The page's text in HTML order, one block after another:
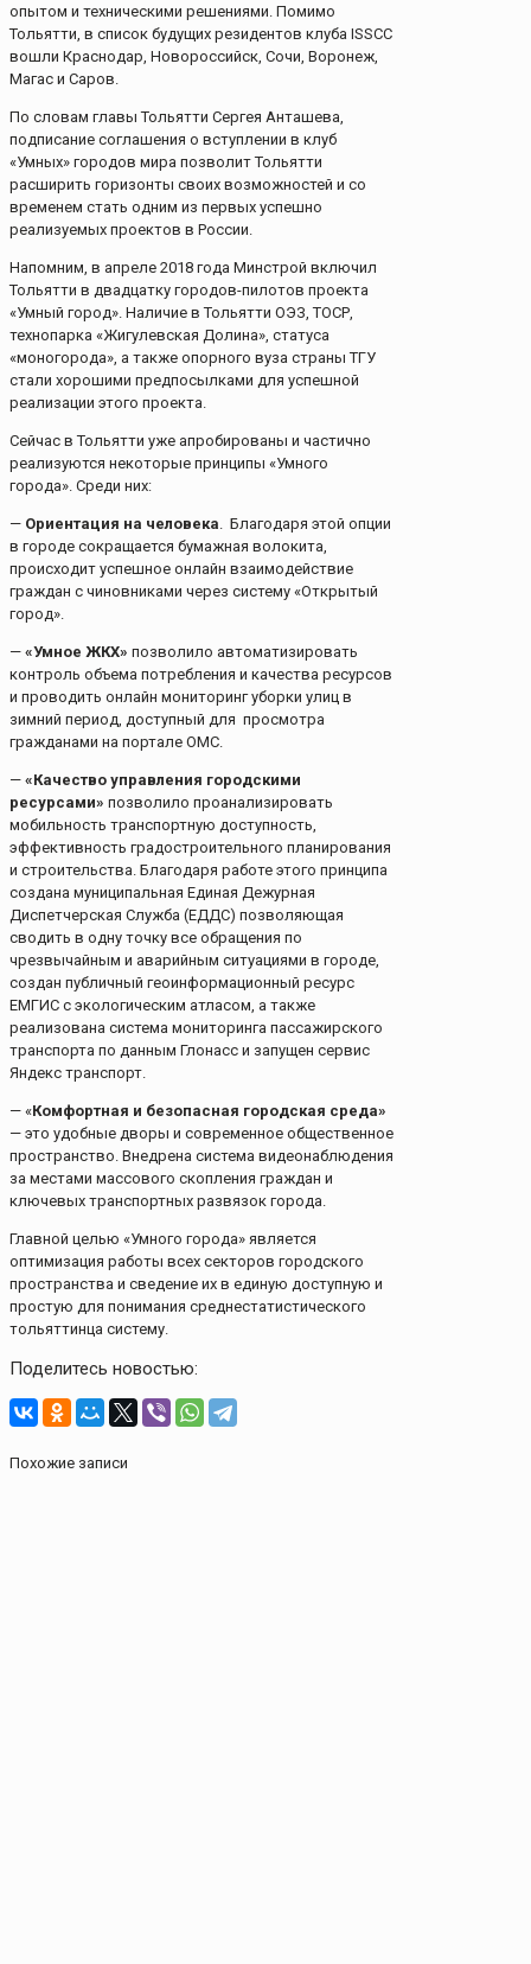
опытом и техническими решениями. Помимо
Тольятти, в список будущих резидентов клуба ISSCC
вошли Краснодар, Новороссийск, Сочи, Воронеж,
Магас и Саров.
По словам главы Тольятти Сергея Анташева,
подписание соглашения о вступлении в клуб
«Умных» городов мира позволит Тольятти
расширить горизонты своих возможностей и со
временем стать одним из первых успешно
реализуемых проектов в России.
Напомним, в апреле 2018 года Минстрой включил
Тольятти в двадцатку городов-пилотов проекта
«Умный город». Наличие в Тольятти ОЭЗ, ТОСР,
технопарка «Жигулевская Долина», статуса
«моногорода», а также опорного вуза страны ТГУ
стали хорошими предпосылками для успешной
реализации этого проекта.
Сейчас в Тольятти уже апробированы и частично
реализуются некоторые принципы «Умного
города». Среди них:
— Ориентация на человека. Благодаря этой опции
в городе сокращается бумажная волокита,
происходит успешное онлайн взаимодействие
граждан с чиновниками через систему «Открытый
город».
— «Умное ЖКХ» позволило автоматизировать
контроль объема потребления и качества ресурсов
и проводить онлайн мониторинг уборки улиц в
зимний период, доступный для просмотра
гражданами на портале ОМС.
— «Качество управления городскими
ресурсами» позволило проанализировать
мобильность транспортную доступность,
эффективность градостроительного планирования
и строительства. Благодаря работе этого принципа
создана муниципальная Единая Дежурная
Диспетчерская Служба (ЕДДС) позволяющая
сводить в одну точку все обращения по
чрезвычайным и аварийным ситуациями в городе,
создан публичный геоинформационный ресурс
ЕМГИС с экологическим атласом, а также
реализована система мониторинга пассажирского
транспорта по данным Глонасс и запущен сервис
Яндекс транспорт.
— «Комфортная и безопасная городская среда»
— это удобные дворы и современное общественное
пространство. Внедрена система видеонаблюдения
за местами массового скопления граждан и
ключевых транспортных развязок города.
Главной целью «Умного города» является
оптимизация работы всех секторов городского
пространства и сведение их в единую доступную и
простую для понимания среднестатистического
тольяттинца систему.
Поделитесь новостью:
Похожие записи